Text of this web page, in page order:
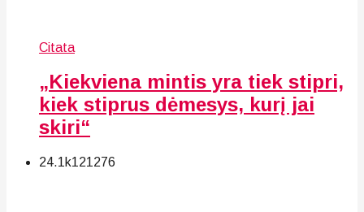
Citata
„Kiekviena mintis yra tiek stipri,
kiek stiprus dėmesys, kurį jai
skiri“
24.1k121 276